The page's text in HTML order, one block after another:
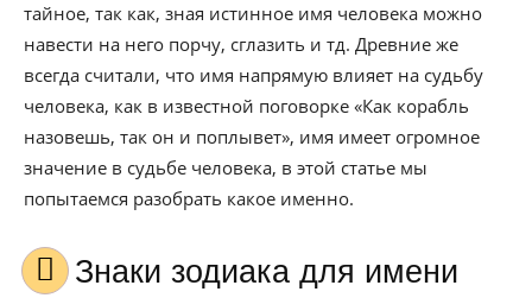
тайное, так как, зная истинное имя человека можно
навести на него порчу, сглазить и тд. Древние же
всегда считали, что имя напрямую влияет на судьбу
человека, как в известной поговорке «Как корабль
назовешь, так он и поплывет», имя имеет огромное
значение в судьбе человека, в этой статье мы
попытаемся разобрать какое именно.
Знаки зодиака для имени